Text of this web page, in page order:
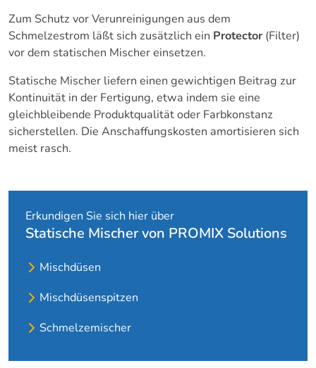
Zum Schutz vor Verunreinigungen aus dem
Schmelzestrom läßt sich zusätzlich ein Protector(Filter)
vor dem statischen Mischer einsetzen.
Statische Mischer liefern einen gewichtigen Beitrag zur
Kontinuität in der Fertigung, etwa indem sie eine
gleichbleibende Produktqualität oder Farbkonstanz
sicherstellen. Die Anschaffungskosten amortisieren sich
meist rasch.
Erkundigen Sie sich hier über
Statische Mischer von PROMIX Solutions
Mischdüsen
Mischdüsenspitzen
Schmelzemischer